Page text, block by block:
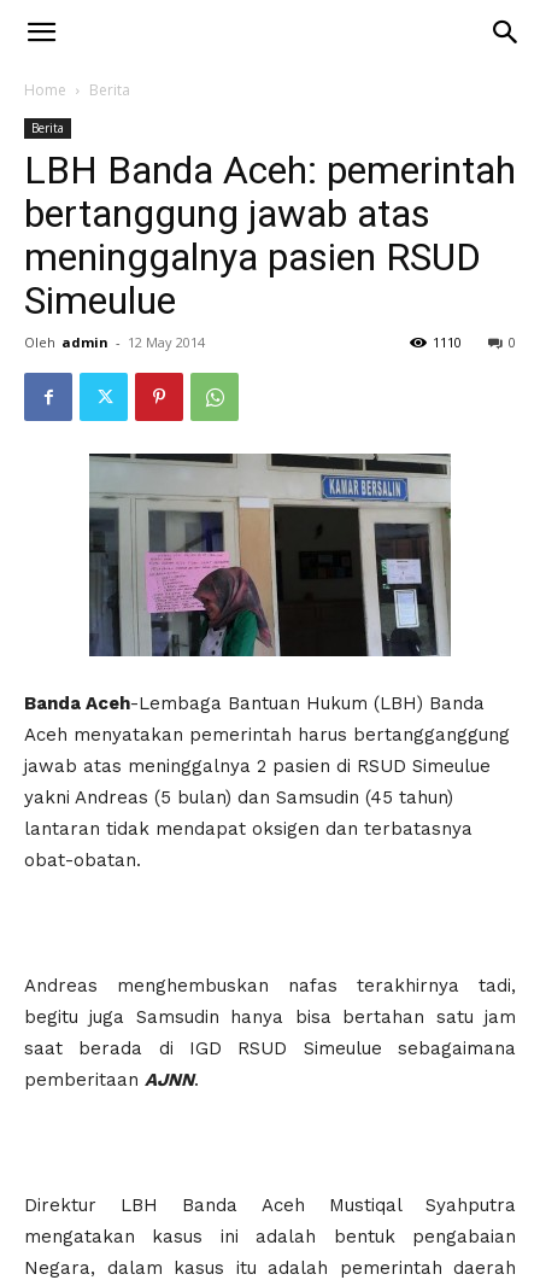
Home Berita
Berita
LBH Banda Aceh: pemerintah
bertanggung jawab atas
meninggalnya pasien RSUD
Simeulue
Oleh admin - 12 May 2014 0
1110
Banda Aceh-Lembaga Bantuan Hukum (LBH) Banda
Aceh menyatakan pemerintah harus bertangganggung
jawab atas meninggalnya 2 pasien di RSUD Simeulue
yakni Andreas (5 bulan) dan Samsudin (45 tahun)
lantaran tidak mendapat oksigen dan terbatasnya
obat-obatan.
Andreas menghembuskan nafas terakhirnya tadi,
begitu juga Samsudin hanya bisa bertahan satu jam
saat berada di IGD RSUD Simeulue sebagaimana
pemberitaan AJNN.
Direktur LBH Banda Aceh Mustiqal Syahputra
mengatakan kasus ini adalah bentuk pengabaian
Negara, dalam kasus itu adalah pemerintah daerah